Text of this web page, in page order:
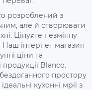
розроблений з
але й створювати
Цінуєте незмінну
Наш інтернет магазин
ціни та
Blanco.
простору
кухонні мрії з